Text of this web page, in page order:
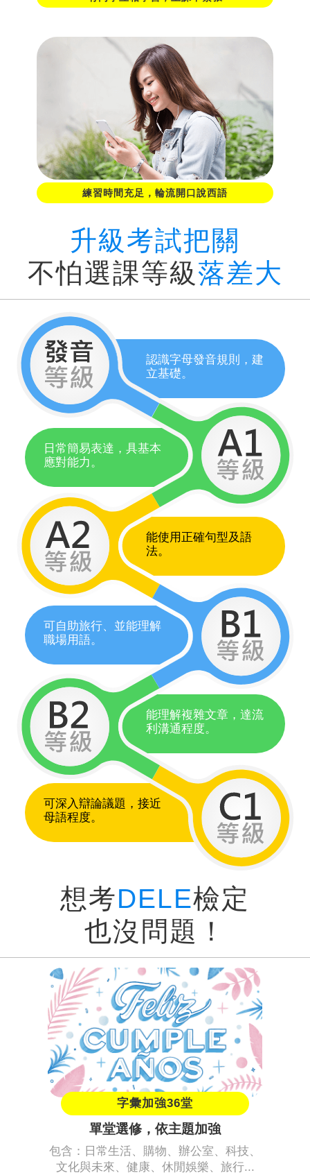
練習時間充足，輪流開口說西語
升級考試把關
不怕選課等級 落差大
認識字母發音規則，建
立基礎。
日常簡易表達，具基本
應對能力。
能使用正確句型及語
法。
可自助旅行、並能理解
職場用語。
能理解複雜文章，達流
利溝通程度。
可深入辯論議題，接近
母語程度。
想考DELE檢定
也沒問題！
字彙加強36堂
單堂選修，依主題加強
包含：日常生活、購物、辦公室、科技、
文化與未來、健康、休閒娛樂、旅行...